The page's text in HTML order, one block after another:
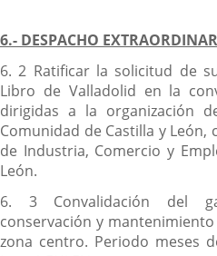
6.- DESPACHO
6. 2 Ratificar la solicitud de
Libro de Valladolid en la
dirigidas a la organización
Comunidad de Castilla y León,
de Industria, Comercio y
León.
6. 3 Convalidación del
conservación y
zona centro. Periodo meses